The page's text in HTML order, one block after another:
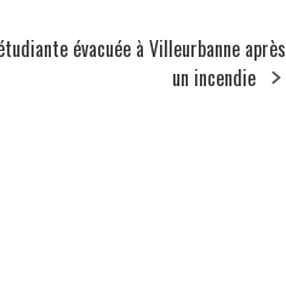
évacuée à Villeurbanne après
un incendie